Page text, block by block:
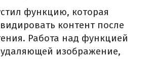
функцию, которая
контент после
Работа над функцией
удаляющей изображение,